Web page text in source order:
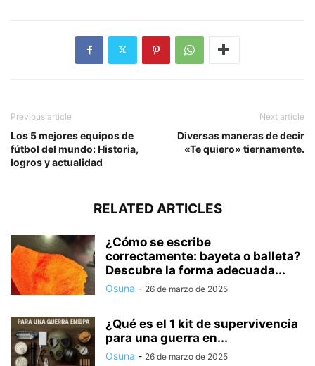
Previous article
Los 5 mejores equipos de
fútbol del mundo: Historia,
logros y actualidad
Next article
Diversas maneras de decir
«Te quiero» tiernamente.
RELATED ARTICLES
¿Cómo se escribe
correctamente: bayeta o balleta?
Descubre la forma adecuada...
Osuna - 26 de marzo de 2025
¿Qué es el 1 kit de supervivencia
para una guerra en...
Osuna - 26 de marzo de 2025